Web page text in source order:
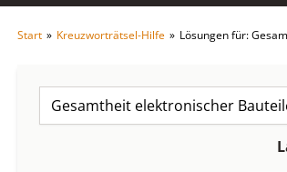
Start » Kreuzworträtsel-Hilfe » Lösungen für: